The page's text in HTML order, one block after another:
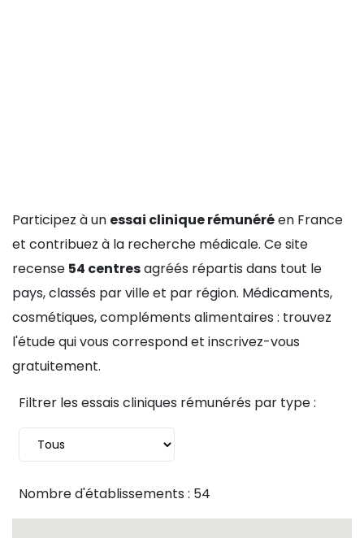
Participez à un essai clinique rémunéréen France
et contribuez à la recherche médicale. Ce site
recense 54 centresagréés répartis dans tout le
pays, classés par ville et par région. Médicaments,
cosmétiques, compléments alimentaires : trouvez
l'étude qui vous correspond et inscrivez-vous
gratuitement.
Filtrer les essais cliniques rémunérés par type :
Nombre d'établissements : 54